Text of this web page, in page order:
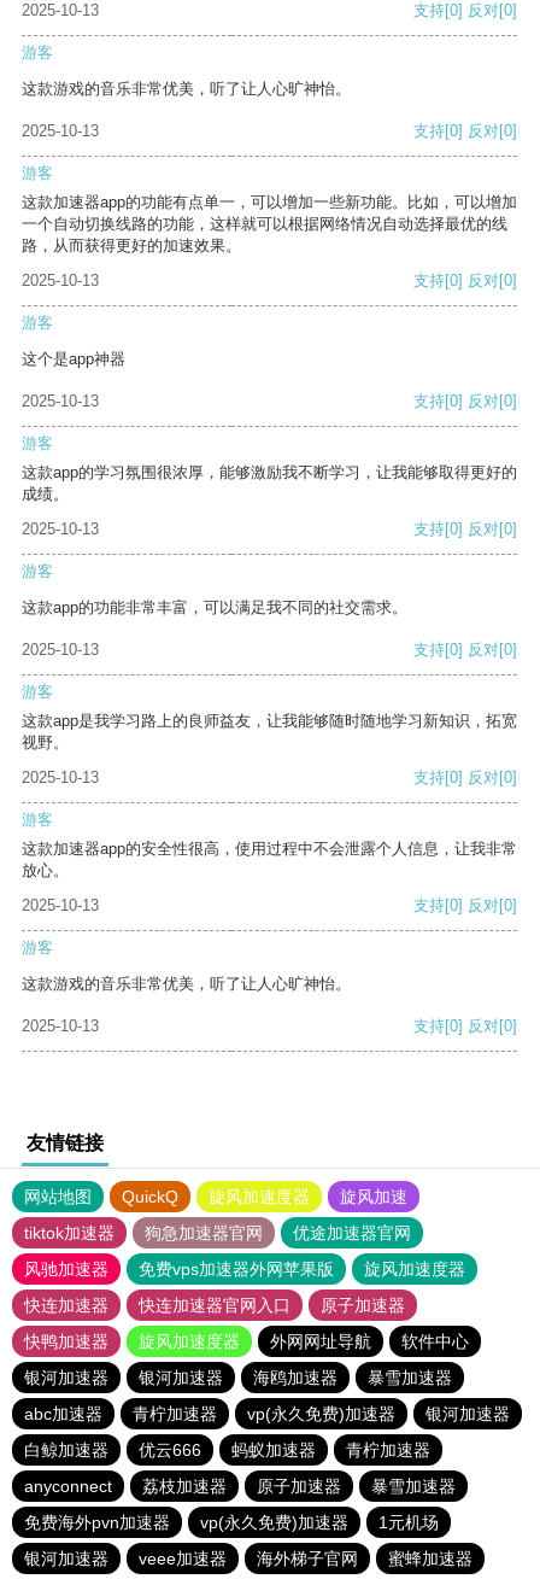
2025-10-13 支持[0] 反对[0]
游客
这款游戏的音乐非常优美，听了让人心旷神怡。
2025-10-13 支持[0] 反对[0]
游客
这款加速器app的功能有点单一，可以增加一些新功能。比如，可以增加
一个自动切换线路的功能，这样就可以根据网络情况自动选择最优的线
路，从而获得更好的加速效果。
2025-10-13
支持[0] 反对[0]
游客
这个是app神器
2025-10-13 支持[0] 反对[0]
游客
这款app的学习氛围很浓厚，能够激励我不断学习，让我能够取得更好的
成绩。
2025-10-13
支持[0] 反对[0]
游客
这款app的功能非常丰富，可以满足我不同的社交需求。
2025-10-13 支持[0] 反对[0]
游客
这款app是我学习路上的良师益友，让我能够随时随地学习新知识，拓宽
视野。
2025-10-13
支持[0] 反对[0]
游客
这款加速器app的安全性很高，使用过程中不会泄露个人信息，让我非常
放心。
2025-10-13
支持[0] 反对[0]
游客
这款游戏的音乐非常优美，听了让人心旷神怡。
2025-10-13 支持[0] 反对[0]
友情链接
网站地图 QuickQ 旋风加速度器
旋风加速
tiktok加速器
狗急加速器官网
优途加速器官网
风驰加速器
免费vps加速器外网苹果版
旋风加速度器
快连加速器
快连加速器官网入口
原子加速器
快鸭加速器
旋风加速度器 外网网址导航
软件中心
银河加速器
银河加速器 海鸥加速器
暴雪加速器
abc加速器
青柠加速器 vp(永久免费)加速器
银河加速器
白鲸加速器
优云666 蚂蚁加速器
青柠加速器
anyconnect
荔枝加速器 原子加速器
暴雪加速器
免费海外pvn加速器
vp(永久免费)加速器
1元机场
银河加速器
veee加速器 海外梯子官网 蜜蜂加速器